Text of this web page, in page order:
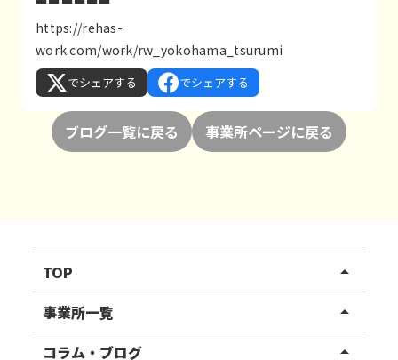
https://rehas-
work.com/work/rw_yokohama_tsurumi
でシェアする でシェアする
ブログ一覧に戻る 事業所ページに戻る
TOP arrow_drop_up
リハスワーク
リハスファーム
事業所一覧 arrow_drop_up
関東エリア
コラム・ブログ arrow_drop_up